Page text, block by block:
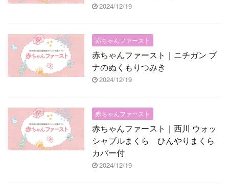
2024/12/19
赤ちゃんファースト
赤ちゃんファースト｜ニチガン ブ
ナのぬくもりつみき
2024/12/19
赤ちゃんファースト
赤ちゃんファースト｜西川 ウォッ
シャブルまくら ひんやりまくら
カバー付
2024/12/19